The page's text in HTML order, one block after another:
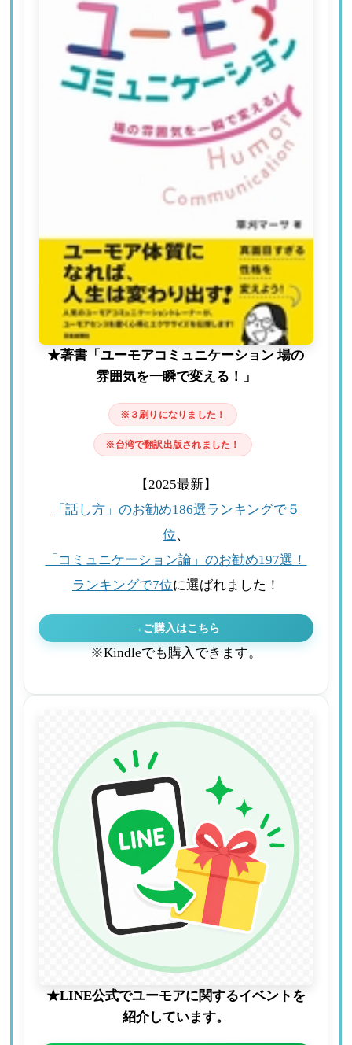
★著書「ユーモアコミュニケーション 場の
雰囲気を一瞬で変える！」
※３刷りになりました！
※台湾で翻訳出版されました！
【2025最新】
「話し方」のお勧め186選ランキングで５
位、
「コミュニケーション論」のお勧め197選！
ランキングで7位に選ばれました！
→ご購入はこちら
※Kindleでも購入できます。
★LINE公式でユーモアに関するイベントを
紹介しています。